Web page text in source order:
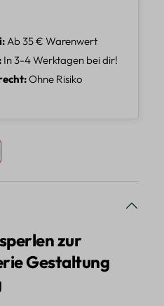
Ab 35 € Warenwert
In 3-4 Werktagen bei dir!
Ohne Risiko
zur
Gestaltung